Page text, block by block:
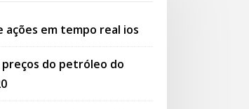
ações em tempo real ios
preços do petróleo do